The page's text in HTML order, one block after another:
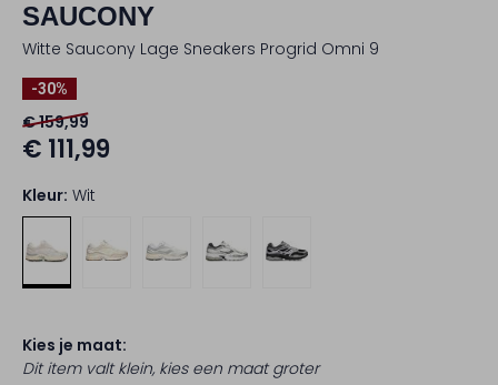
SAUCONY
Witte Saucony Lage Sneakers Progrid Omni 9
-30%
€ 159,99
€ 111,99
Kleur: Wit
Kies je maat:
Dit item valt klein, kies een maat groter